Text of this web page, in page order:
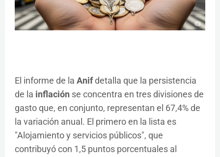
El informe de la Anifdetalla que la persistencia
de la inflación se concentra en tres divisiones de
gasto que, en conjunto, representan el 67,4% de
la variación anual. El primero en la lista es
"Alojamiento y servicios públicos", que
contribuyó con 1,5 puntos porcentuales al